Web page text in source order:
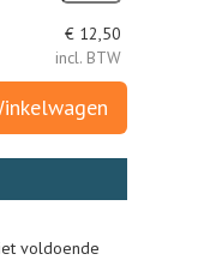
€ 12,50
incl. BTW
voldoende